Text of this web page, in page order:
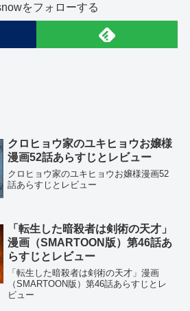
をフォローする
クロヒョウ家のユキヒョウお嬢様
漫画52話あらすじとレビュー
クロヒョウ家のユキヒョウお嬢様漫画52
話あらすじとレビュー
「転生した暗殺者は剣術の天才」
漫画（SMARTOON版）第46話あ
らすじとレビュー
「転生した暗殺者は剣術の天才」漫画
（SMARTOON版）第46話あらすじとレ
ビュー